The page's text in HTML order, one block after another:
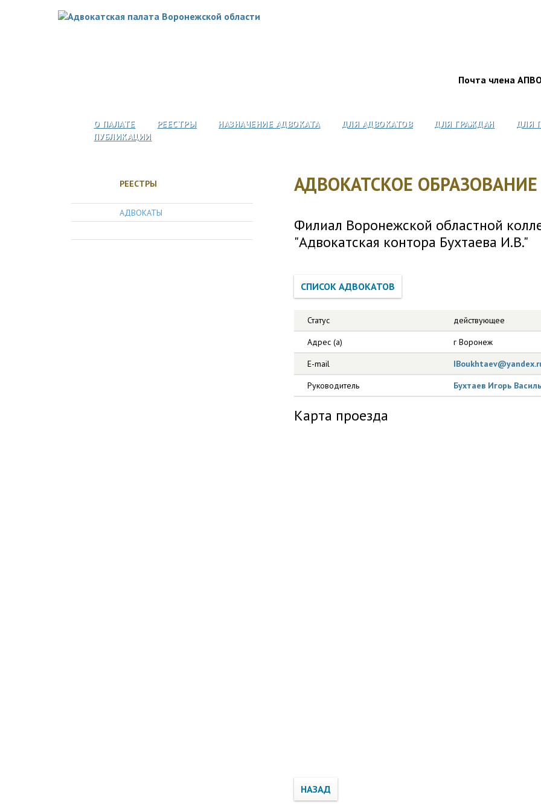
Почта члена
О ПАЛАТЕ РЕЕСТРЫ НАЗНАЧЕНИЕ АДВОКАТА ДЛЯ АДВОКАТОВ ДЛЯ ГРАЖДАН ДЛЯ
ПУБЛИКАЦИИ
РЕЕСТРЫ
АДВОКАТЫ
АДВОКАТСКОЕ ОБРАЗОВАНИЕ
Филиал Воронежской областной
"Адвокатская контора Бухтаева И.В."
Статус
действующее
Адрес (а)
г Воронеж
E-mail
Руководитель
Бухтаев Игорь
Карта проезда
НАЗАД